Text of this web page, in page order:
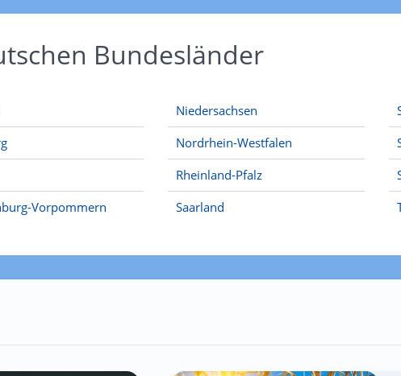
Bundesländer
Vorpommern
Niedersachsen
Nordrhein-Westfalen
Rheinland-Pfalz
Saarland